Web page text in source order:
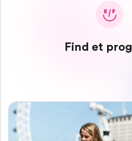
Find et